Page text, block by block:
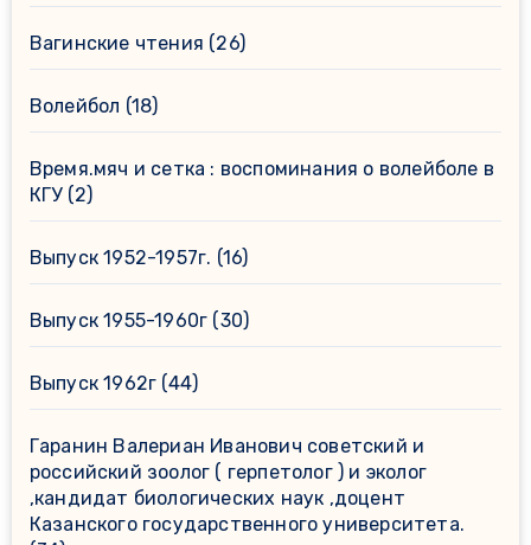
Вагинские чтения (26)
Волейбол (18)
Время.мяч и сетка : воспоминания о волейболе в
КГУ(2)
Выпуск 1952-1957г. (16)
Выпуск 1955-1960г (30)
Выпуск 1962г (44)
Гаранин Валериан Иванович советский и
российский зоолог ( герпетолог ) и эколог
,кандидат биологических наук ,доцент
Казанского государственного университета.